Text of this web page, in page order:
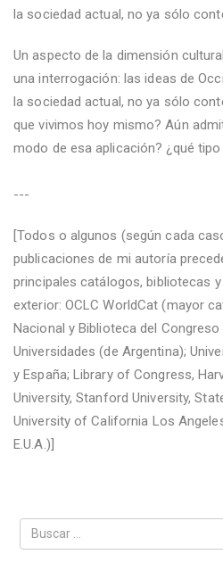
la sociedad actual, no ya sólo
Un aspecto de la dimensión
una interrogación: las ideas de
la sociedad actual, no ya sólo
que vivimos hoy mismo? Aún
modo de esa aplicación? ¿qué
---
[Todos o algunos (según cada
publicaciones de mi autoría
principales catálogos, bibliotecas
exterior: OCLC WorldCat (mayor
Nacional y Biblioteca del
Universidades (de Argentina);
y España; Library of Congress,
University, Stanford University,
University of California Los
E.U.A.)]